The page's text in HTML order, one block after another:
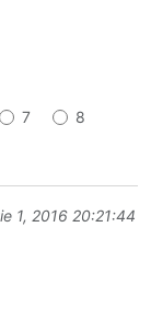
7
8
1, 2016 20:21:44